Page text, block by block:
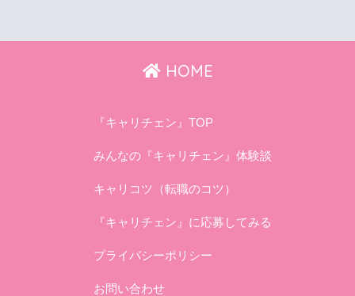
HOME
『キャリチェン』TOP
みんなの『キャリチェン』体験談
キャリコツ（転職のコツ）
『キャリチェン』に応募してみる
プライバシーポリシー
お問い合わせ